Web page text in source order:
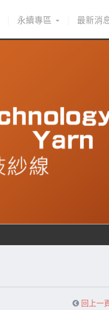
永續專區 最新消
回上一